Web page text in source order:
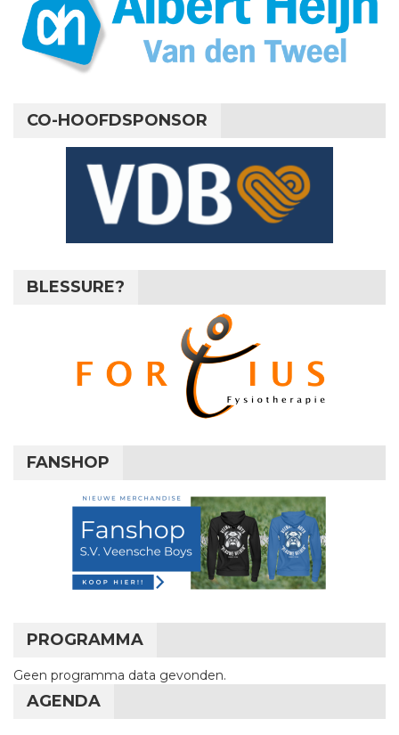
CO-HOOFDSPONSOR
BLESSURE?
FANSHOP
PROGRAMMA
Geen programma data gevonden.
AGENDA